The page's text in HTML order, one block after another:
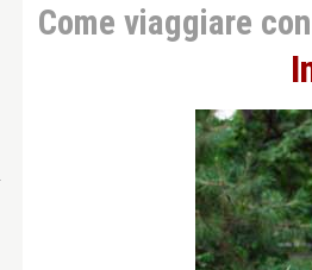
Come viaggiare